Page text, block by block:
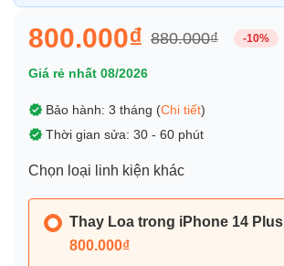
800.000₫ 880.000₫ -10%
Giá rẻ nhất 08/2026
Bảo hành: 3 tháng (Chi tiết)
Thời gian sửa: 30 - 60 phút
Chọn loại linh kiện khác
Thay Loa trong iPhone 14 Plus
800.000₫